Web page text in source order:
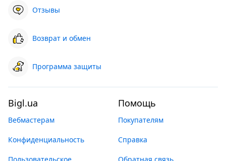
Отзывы
Возврат и обмен
Программа защиты
Bigl.ua
Вебмастерам
Конфиденциальность
Помощь
Покупателям
Справка